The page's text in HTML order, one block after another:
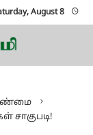
August 8
சாகுபடி!